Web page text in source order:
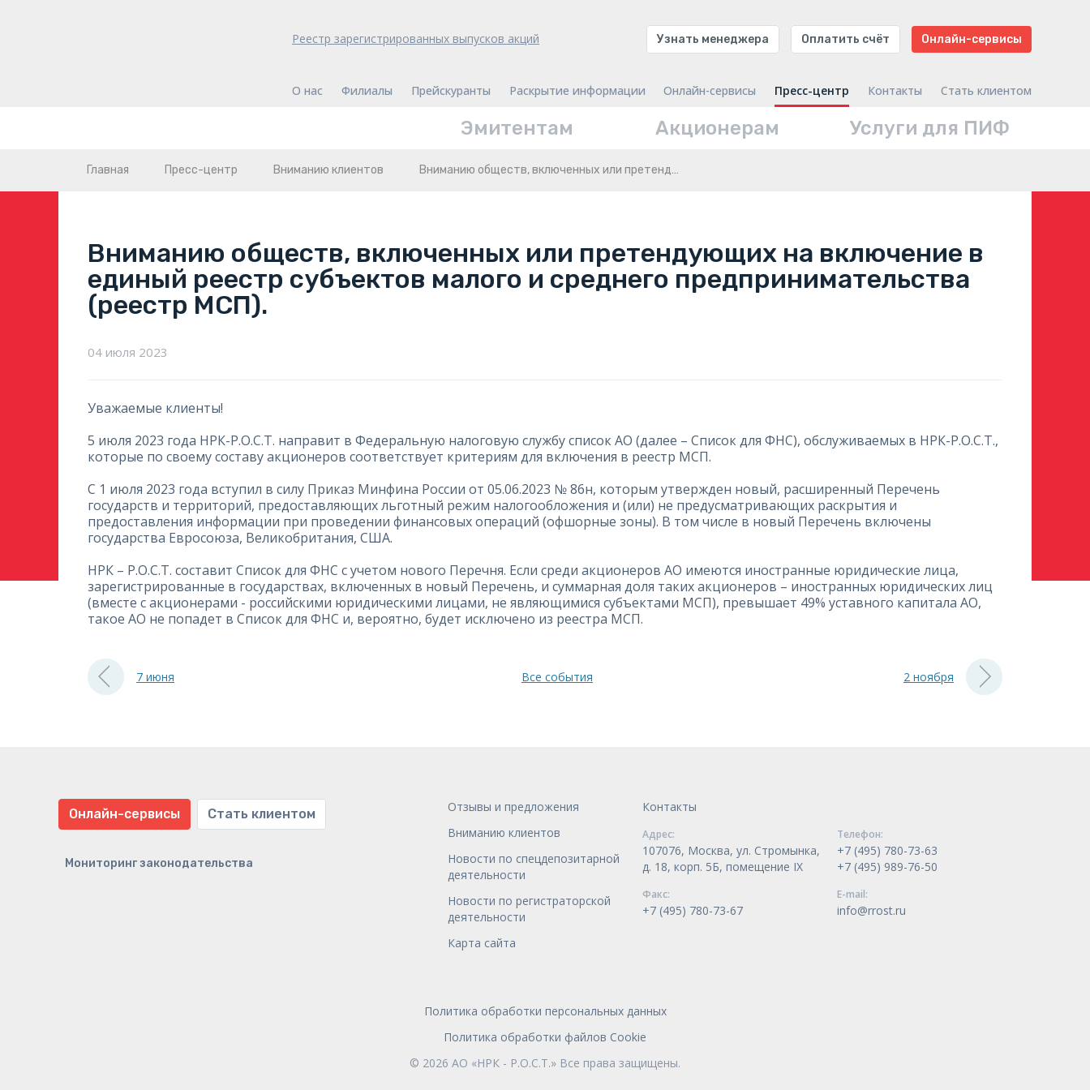
Реестр зарегистрированных выпусков акций Узнать менеджера Оплатить счёт Онлайн-сервисы
О нас Филиалы Прейскуранты Раскрытие информации Онлайн-сервисы Пресс-центр Контакты Стать клиентом
Эмитентам Акционерам Услуги для ПИФ
Главная Пресс-центр Вниманию клиентов Вниманию обществ, включенных или претенд…
Вниманию обществ, включенных или претендующих на включение в
единый реестр субъектов малого и среднего предпринимательства
(реестр МСП).
04 июля 2023
Уважаемые клиенты!
5 июля 2023 года НРК-Р.О.С.Т. направит в Федеральную налоговую службу список АО (далее – Список для ФНС), обслуживаемых в НРК-Р.О.С.Т.,
которые по своему составу акционеров соответствует критериям для включения в реестр МСП.
С 1 июля 2023 года вступил в силу Приказ Минфина России от 05.06.2023 № 86н, которым утвержден новый, расширенный Перечень
государств и территорий, предоставляющих льготный режим налогообложения и (или) не предусматривающих раскрытия и
предоставления информации при проведении финансовых операций (офшорные зоны). В том числе в новый Перечень включены
государства Евросоюза, Великобритания, США.
НРК – Р.О.С.Т. составит Список для ФНС с учетом нового Перечня. Если среди акционеров АО имеются иностранные юридические лица,
зарегистрированные в государствах, включенных в новый Перечень, и суммарная доля таких акционеров – иностранных юридических лиц
(вместе с акционерами - российскими юридическими лицами, не являющимися субъектами МСП), превышает 49% уставного капитала АО,
такое АО не попадет в Список для ФНС и, вероятно, будет исключено из реестра МСП.
7 июня Все события 2 ноября
Онлайн-сервисы Стать клиентом
Мониторинг законодательства
Отзывы и предложения
Вниманию клиентов
Новости по спецдепозитарной
деятельности
Новости по регистраторской
деятельности
Карта сайта
Контакты
Адрес:
107076, Москва, ул. Стромынка,
д. 18, корп. 5Б, помещение IX
Телeфон:
+7 (495) 780-73-63
+7 (495) 989-76-50
Факс:
+7 (495) 780-73-67
E-mail:
info@rrost.ru
Политика обработки персональных данных
Политика обработки файлов Cookie
© 2026 АО «НРК - Р.О.С.Т.» Все права защищены.